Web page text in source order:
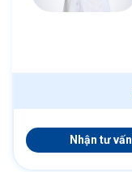
Nhận tư vấn